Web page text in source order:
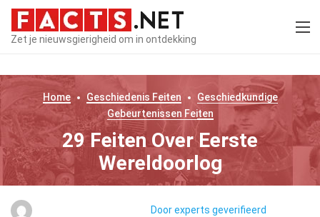
Zet je nieuwsgierigheid om in ontdekking
Home Geschiedenis Feiten
Geschiedkundige
Gebeurtenissen Feiten
29 Feiten Over Eerste
Wereldoorlog
Door experts geverifieerd